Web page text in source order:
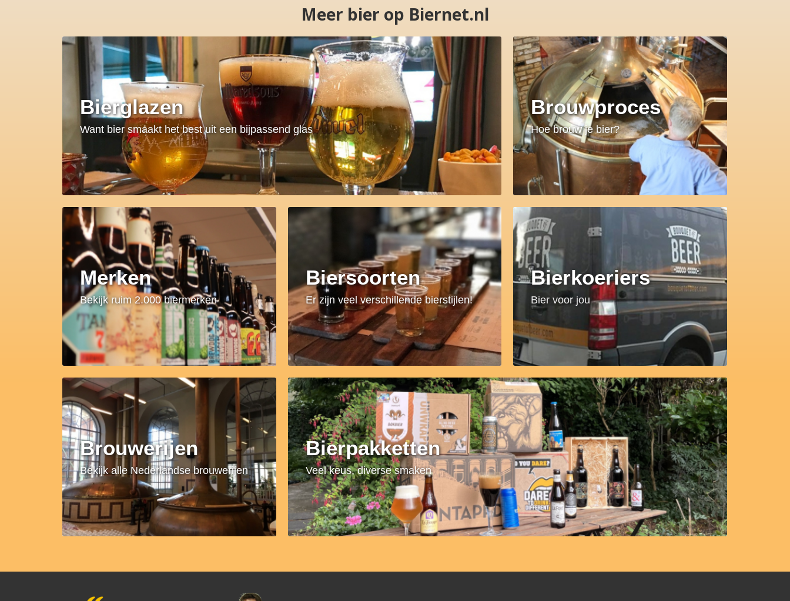
Meer bier op Biernet.nl
Bierglazen
Want bier smaakt het best uit een bijpassend glas
Brouwproces
Hoe brouw je bier?
Merken
Bekijk ruim 2.000 biermerken
Biersoorten
Er zijn veel verschillende bierstijlen!
Bierkoeriers
Bier voor jou
Brouwerijen
Bekijk alle Nederlandse brouwerijen
Bierpakketten
Veel keus, diverse smaken